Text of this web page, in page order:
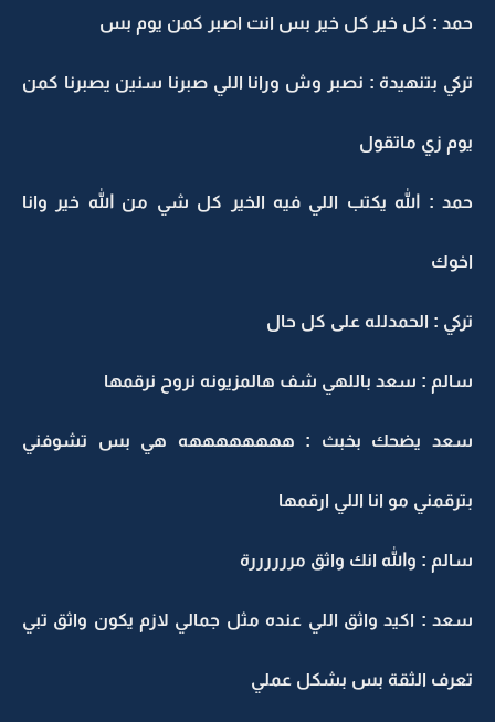
حمد : كل خير كل خير بس انت اصبر كمن يوم بس
تركي بتنهيدة : نصبر وش ورانا اللي صبرنا سنين يصبرنا كمن
يوم زي ماتقول
حمد : الله يكتب اللي فيه الخير كل شي من الله خير وانا
اخوك
تركي : الحمدلله على كل حال
سالم : سعد باللهي شف هالمزيونه نروح نرقمها
سعد يضحك بخبث : ههههههههه هي بس تشوفني
بترقمني مو انا اللي ارقمها
سالم : والله انك واثق مررررررة
سعد : اكيد واثق اللي عنده مثل جمالي لازم يكون واثق تبي
تعرف الثقة بس بشكل عملي